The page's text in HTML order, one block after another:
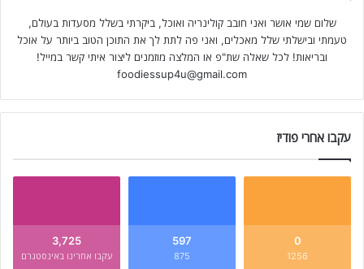
שלום שמי אושר ואני חובב קולינריה ואוכל, ביקרתי בשלל מסעדות בעולם,
טעמתי ובישלתי שלל מאכלים, ואני פה לתת לך את התוכן הטוב ביותר על אוכל
ובריאות! לכל שאלה שת"פ או המלצה מוזמנים ליצור איתי קשר במייל!
foodiessup4u@gmail.com
עקבו אחרי פודיז
0
1256
597
875
3,725
עקבו אחרינו באינסטגרם